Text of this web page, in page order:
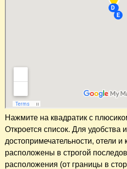
Нажмите на квадратик с
Откроется список. Для удобства
достопримечательности, отели
расположены в строгой
расположения (от границы в